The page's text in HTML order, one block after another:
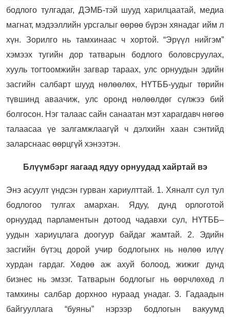
бодлого тулгадаг, ДЭМБ-тэй шууд харилцаатай, медиа
магнат, мэдээллийн урсгалыг өөрөө бүрэн хянадаг ийм л
хүн. Зорилго нь тамхинаас ч хортой. “Эрүүл нийгэм”
хэмээх тугийн дор татварын бодлого боловсруулах,
хууль тогтоомжийн загвар тараах, улс орнуудын эдийн
засгийн салбарт шууд нөлөөлөх, НҮТББ-уудыг төрийн
түвшинд аваачиж, улс оронд нөлөөлдөг сүлжээ бий
болгосон. Нэг талаас сайн санаатан мэт харагдавч нөгөө
талаасаа үе залгамжлаагүй ч дэлхийн хаан сэнтийд
заларснаас өөрцгүй хэнээтэн.
Блүүмбэрг яагаад ядуу орнуудад хайртай вэ
Энэ асуулт үндсэн гурван хариулттай. 1. Хяналт сул тул
бодлогоо тулгах амархан. Ядуу, дунд орлоготой
орнуудад парламентын дотоод чадавхи сул, НҮТББ–
уудын хариуцлага доогуур байдаг жамтай. 2. Эдийн
засгийн бүтэц дорой учир бодлогынх нь нөлөө илүү
хурдан гардаг. Хөдөө аж ахуй болоод, жижиг дунд
бизнес нь эмзэг. Татварын бодлогыг нь өөрчлөхөд л
тамхины салбар дорхноо нураад унадаг. 3. Гадаадын
байгууллага “буяны” нэрээр бодлогын вакуумд